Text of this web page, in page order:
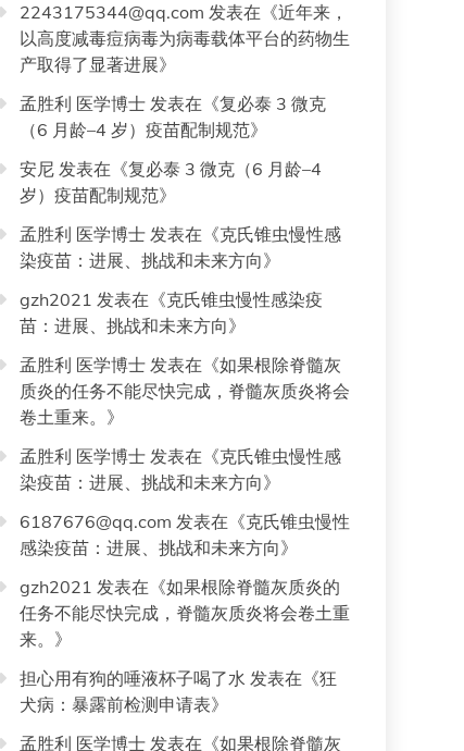
2243175344@qq.com 发表在《近年来，
以高度减毒痘病毒为病毒载体平台的药物生
产取得了显著进展》
孟胜利 医学博士 发表在《复必泰 3 微克
（6 月龄–4 岁）疫苗配制规范》
安尼 发表在《复必泰 3 微克（6 月龄–4
岁）疫苗配制规范》
孟胜利 医学博士 发表在《克氏锥虫慢性感
染疫苗：进展、挑战和未来方向》
gzh2021 发表在《克氏锥虫慢性感染疫
苗：进展、挑战和未来方向》
孟胜利 医学博士 发表在《如果根除脊髓灰
质炎的任务不能尽快完成，脊髓灰质炎将会
卷土重来。 》
孟胜利 医学博士 发表在《克氏锥虫慢性感
染疫苗：进展、挑战和未来方向》
6187676@qq.com 发表在《克氏锥虫慢性
感染疫苗：进展、挑战和未来方向》
gzh2021 发表在《如果根除脊髓灰质炎的
任务不能尽快完成，脊髓灰质炎将会卷土重
来。 》
担心用有狗的唾液杯子喝了水 发表在《狂
犬病：暴露前检测申请表》
孟胜利 医学博士 发表在《如果根除脊髓灰